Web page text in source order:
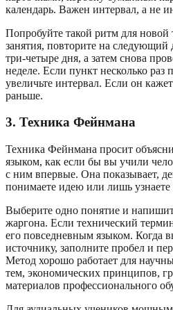
календарь. Важен интервал, а не
Попробуйте такой ритм для новой
занятия, повторите на следующий
три-четыре дня, а затем снова
неделе. Если пункт несколько раз
увеличьте интервал. Если он
раньше.
3. Техника Фейнмана
Техника Фейнмана просит
языком, как если бы вы учили
с ним впервые. Она показывает,
понимаете идею или лишь узнаете
Выберите одно понятие и
жаргона. Если технический
его повседневным языком. Когда
источнику, заполните пробел и
Метод хорошо работает для
тем, экономических принципов,
материалов профессионального